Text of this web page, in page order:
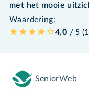
met het mooie
Waardering:
4,0 / 5 (
SeniorWeb